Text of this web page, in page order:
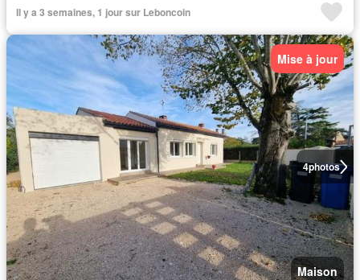
Il y a 3 semaines, 1 jour sur Leboncoin
4photos
Mise à jour
Maison